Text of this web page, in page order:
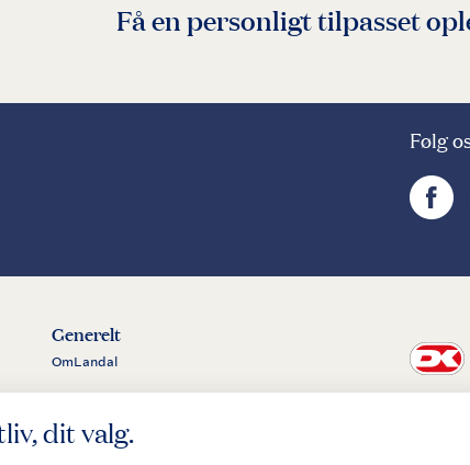
Få en personligt tilpasset
Følg
Generelt
OmLandal